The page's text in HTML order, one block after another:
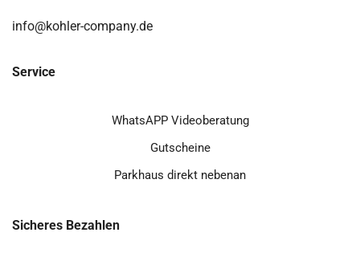
info@kohler-company.de
Service
WhatsAPP Videoberatung
Gutscheine
Parkhaus direkt nebenan
Sicheres Bezahlen